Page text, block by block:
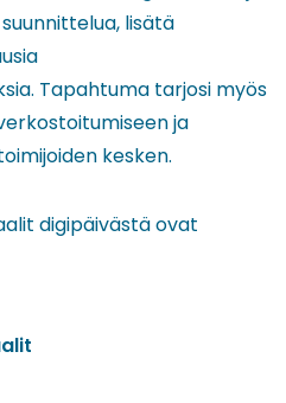
lisätä
Tapahtuma tarjosi myös
ja
kesken.
digipäivästä ovat